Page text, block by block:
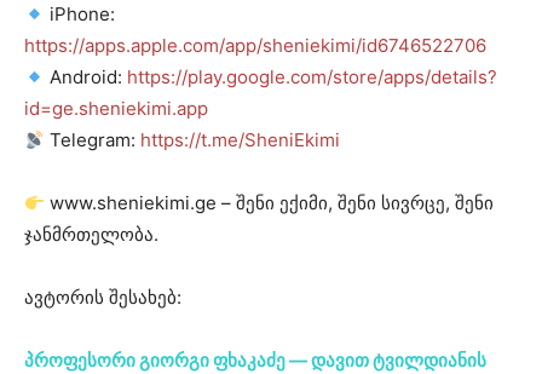
iPhone:
https://apps.apple.com/app/sheniekimi/id6746522706
Android: https://play.google.com/store/apps/details?
id=ge.sheniekimi.app
Telegram: https://t.me/SheniEkimi
www.sheniekimi.ge – შენი ექიმი, შენი სივრცე, შენი
ჯანმრთელობა.
ავტორის შესახებ:
პროფესორი გიორგი ფხაკაძე — დავით ტვილდიანის